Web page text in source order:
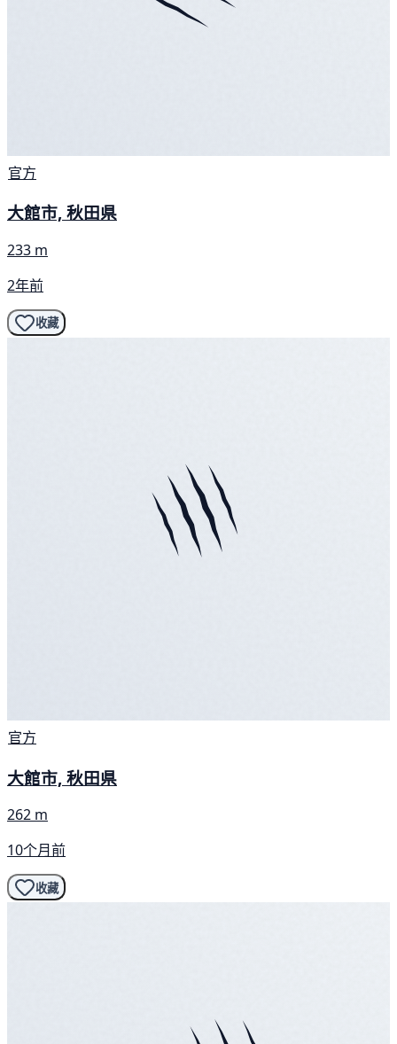
官方
大館市, 秋田県
233 m
2年前
收藏
官方
大館市, 秋田県
262 m
10个月前
收藏